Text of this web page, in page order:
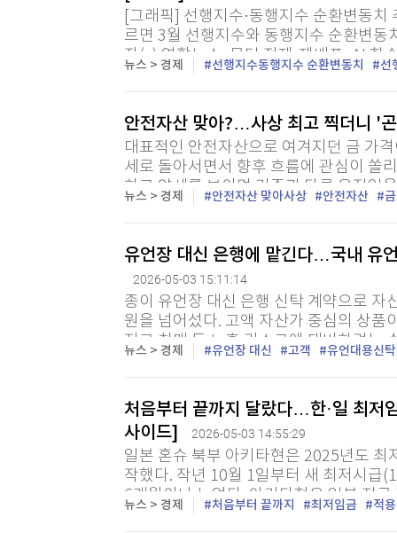
[그래픽] 선행지수·동행지수 순환변동
르면 3월 선행지수와 동행지수 순환변
자(c) 연합뉴스, 무단 전재-재배포, AI 학
뉴스 > 경제 선행지수동행지수 순환변동치 선
안전자산 맞아?…사상 최고 찍더니 '
대표적인 안전자산으로 여겨지던 금 가
세로 돌아서면서 향후 흐름에 관심이 쏠
하고 약세를 보이며 기존과 다른 움직임
면 지난달 30일 KRX 금시장에서 국내
뉴스 > 경제 안전자산 맞아사상 안전자산
유언장 대신 은행에 맡긴다…국내 유
2026-05-03 15:11:14
종이 유언장 대신 은행 신탁 계약으로 자
원을 넘어섰다. 고액 자산가 중심의 상품
지고 치매 등 노후 리스크에 대비하려는
산 속도가 빨라지고 있다. 3일 금융권에
뉴스 > 경제 유언장 대신 고객 유언대용신탁
처음부터 끝까지 달랐다…한·일 최저
사이드]
2026-05-03 14:55:29
일본 혼슈 북부 아키타현은 2025년도
작했다. 작년 10월 1일부터 새 최저시급
6개월이나 늦었다. 아키타현은 일본 전
많은 80엔을 올린 만큼 인건비 부담이 커
뉴스 > 경제 처음부터 끝까지 최저임금 적용